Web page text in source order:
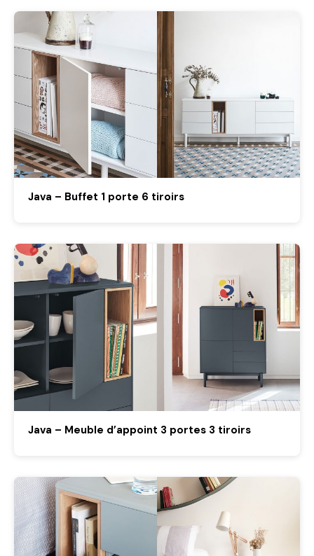
Java – Buffet 1 porte 6 tiroirs
Java – Meuble d’appoint 3 portes 3 tiroirs